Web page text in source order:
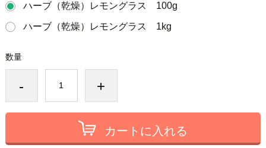
ハーブ（乾燥）レモングラス 100g
ハーブ（乾燥）レモングラス 1kg
数量
- +
カートに入れる